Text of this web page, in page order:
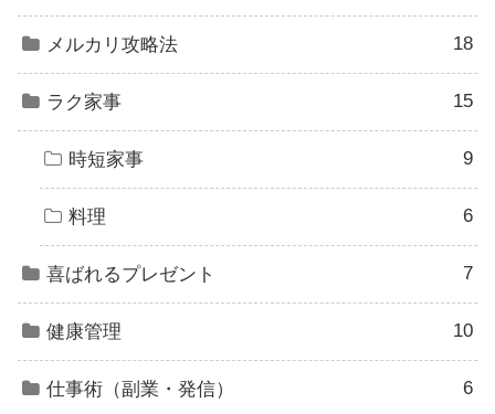
メルカリ攻略法 18
ラク家事 15
時短家事 9
料理 6
喜ばれるプレゼント 7
健康管理 10
仕事術（副業・発信） 6